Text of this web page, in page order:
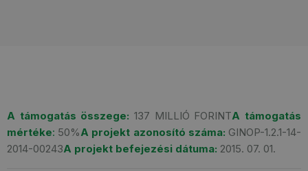
A támogatás összege: 137 MILLIÓ FORINTA támogatás
mértéke: 50%A projekt azonosító száma: GINOP-1.2.1-14-
2014-00243A projekt befejezési dátuma: 2015. 07. 01.